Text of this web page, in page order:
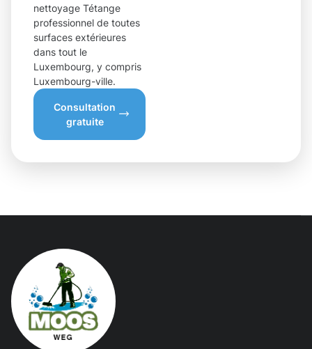
nettoyage Tétange
professionnel de toutes
surfaces extérieures
dans tout le
Luxembourg, y compris
Luxembourg-ville.
Consultation
gratuite